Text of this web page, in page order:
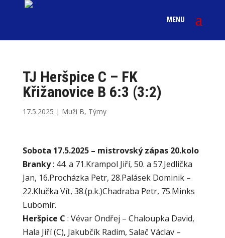
TJ Heršpice C – FK
Křižanovice B 6:3 (3:2)
17.5.2025 | Muži B, Týmy
Sobota 17.5.2025 – mistrovský zápas 20.kolo
Branky: 44. a 71.Krampol Jiří, 50. a 57.Jedlička
Jan, 16.Procházka Petr, 28.Palásek Dominik –
22.Klučka Vít, 38.(p.k.)Chadraba Petr, 75.Minks
Lubomír.
Heršpice C : Vévar Ondřej – Chaloupka David,
Hala Jiří (C), Jakubčík Radim, Salač Václav –